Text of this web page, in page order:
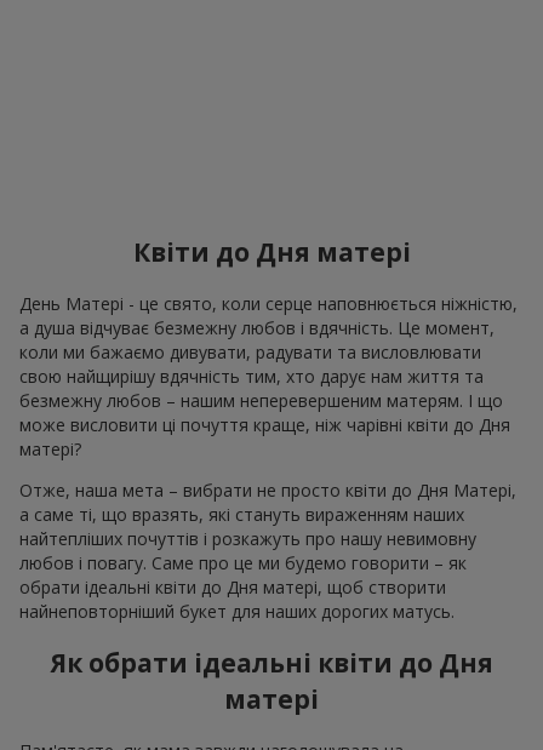
Квіти до Дня матері
День Матері - це свято, коли серце наповнюється ніжністю,
а душа відчуває безмежну любов і вдячність. Це момент,
коли ми бажаємо дивувати, радувати та висловлювати
свою найщирішу вдячність тим, хто дарує нам життя та
безмежну любов – нашим неперевершеним матерям. І що
може висловити ці почуття краще, ніж чарівні квіти до Дня
матері?
Отже, наша мета – вибрати не просто квіти до Дня Матері,
а саме ті, що вразять, які стануть вираженням наших
найтепліших почуттів і розкажуть про нашу невимовну
любов і повагу. Саме про це ми будемо говорити – як
обрати ідеальні квіти до Дня матері, щоб створити
найнеповторніший букет для наших дорогих матусь.
Як обрати ідеальні квіти до Дня
матері